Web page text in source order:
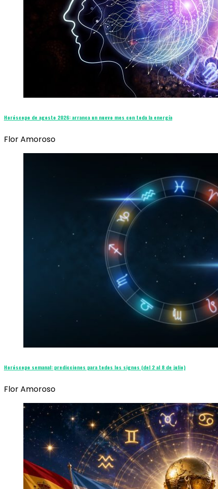
Horóscopo de agosto 2026: arranca un nuevo mes con toda la energía
Flor Amoroso
Horóscopo semanal: predicciones para todos los signos (del 2 al 8 de julio)
Flor Amoroso